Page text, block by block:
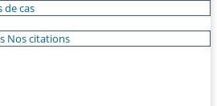
de cas
Nos citations